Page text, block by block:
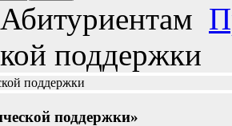
Абитуриентам
поддержки
поддержки»